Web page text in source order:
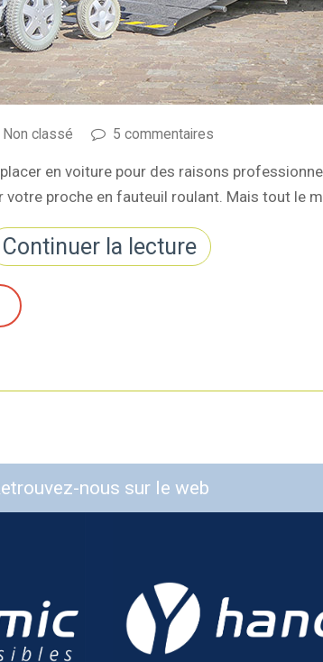
Non classé 5 commentaires
en voiture pour des raisons
proche en fauteuil roulant. Mais tout le
Continuer la lecture
nous sur le web